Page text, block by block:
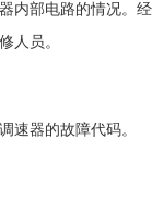
内部电路的情况。
人员。
速器的故障代码。